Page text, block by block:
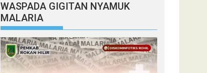
WASPADA GIGITAN NYAMUK
MALARIA